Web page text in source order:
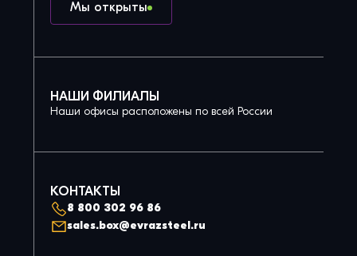
Мы открыты
НАШИ ФИЛИАЛЫ
Наши офисы расположены по всей России
КОНТАКТЫ
8 800 302 96 86
sales.box@evrazsteel.ru